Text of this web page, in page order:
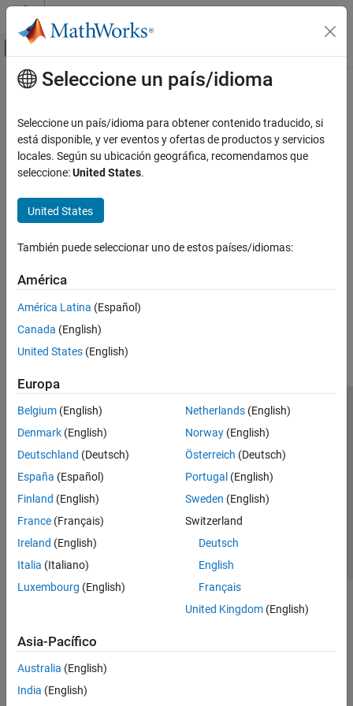
Saltar al contenido
Mostrar/ocultar menú de navegación
Inicio de Documentación
Categoría
Global Optimization Toolbox
Configuración de optimización global
basada en problemas
Configuración de problema de
optimización basada en solvers
Búsqueda global o de múltiples puntos
de partida
Búsqueda directa
Algoritmo genético
Recocido simulado
Mapping Toolbox
Contenido principal
¿Qué tan útil fue esta traducción?
Seleccione un país/idioma
Seleccione un país/idioma para obtener contenido traducido, si
está disponible, y ver eventos y ofertas de productos y servicios
locales. Según su ubicación geográfica, recomendamos que
seleccione:United States.
United States
También puede seleccionar uno de estos países/idiomas:
América
América Latina (Español)
Canada (English)
United States (English)
Europa
Belgium (English)
Denmark (English)
Deutschland (Deutsch)
España (Español)
Finland (English)
France (Français)
Ireland (English)
Italia (Italiano)
Luxembourg (English)
Netherlands(English)
Norway(English)
Österreich (Deutsch)
Portugal (English)
Sweden (English)
Switzerland
Deutsch
English
Français
United Kingdom(English)
Asia-Pacífico
Australia (English)
India (English)
Centro de confianza
Marcas comerciales
Política de privacidad
Antipiratería
Estado de las aplicaciones
Información de contacto
© 1994-2026 The MathWorks, Inc.
Seleccione un país/